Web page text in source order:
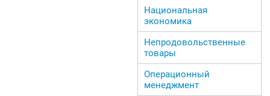
Национальная
экономика
Непродовольственные
товары
Операционный
менеджмент